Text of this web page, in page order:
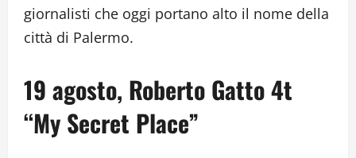
giornalisti che oggi portano alto il nome della
città di Palermo.
19 agosto, Roberto Gatto 4t
“My Secret Place”